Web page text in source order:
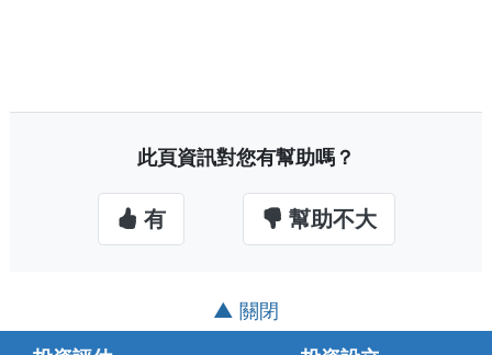
此頁資訊對您有幫助嗎？
有 幫助不大
▲ 關閉